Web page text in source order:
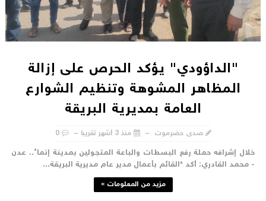
"الداؤودي" يؤكد الحرص على إزالة
المظاهر المشوهة وتنظيم الشوارع
العامة بمديرية البريقة
صدى حضرموت منذ 3 أشهر تقريبا 0
إشرافه حملة رفع البسطات والباعة المتجولين بمدينة إنماء.. عدن
محمد القادري: أكد *القائم بأعمال مدير عام مديرية البريقة...
مزيد من المعلومات »